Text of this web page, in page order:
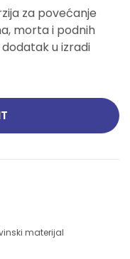
za povećanje
morta i podnih
u izradi
materijal